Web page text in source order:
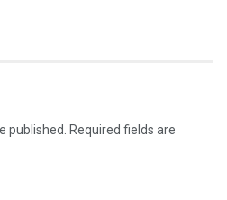
published. Required fields are